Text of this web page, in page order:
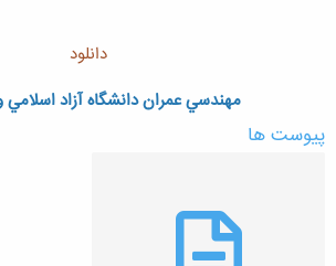
دانلود
مهندسي عمران دانشگاه آزاد اسلامي
پیوست ها